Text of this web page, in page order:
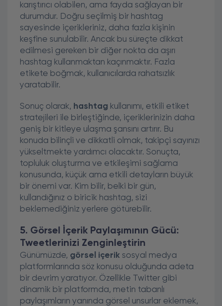
karıştırıcı olabilen, ama fayda sağlayan bir
durumdur. Doğru seçilmiş bir hashtag
sayesinde içerikleriniz, daha fazla kişinin
keşfine sunulabilir. Ancak bu süreçte dikkat
edilmesi gereken bir diğer nokta da aşırı
hashtag kullanmaktan kaçınmaktır. Fazla
etikete boğmak, kullanıcılarda rahatsızlık
yaratabilir.
Sonuç olarak, hashtag kullanımı, etkili etiket
stratejileri ile birleştiğinde, içeriklerinizin daha
geniş bir kitleye ulaşma şansını artırır. Bu
konuda bilinçli ve dikkatli olmak, takipçi sayınızı
yükseltmekte yardımcı olacaktır. Sonuçta,
topluluk oluşturma ve etkileşimi sağlama
konusunda, küçük ama etkili detayların büyük
bir önemi var. Kim bilir, belki bir gün,
kullandığınız o biricik hashtag, sizi
beklemediğiniz yerlere götürebilir.
5. Görsel İçerik Paylaşımının Gücü:
Tweetlerinizi Zenginleştirin
Günümüzde, görsel içerik sosyal medya
platformlarında söz konusu olduğunda adeta
bir devrim yaratıyor. Özellikle Twitter gibi
dinamik bir platformda, metin tabanlı
paylaşımların yanında görsel unsurlar eklemek,